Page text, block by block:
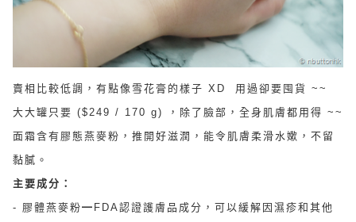
賣相比較低調，有點像雪花膏的樣子 XD 用過卻要囤貨 ~~
大大罐只要 ($249 / 170 g) ，除了臉部，全身肌膚都用得 ~~
面霜含有膠態燕麥粉，推開好滋潤，能令肌膚柔滑水嫰，不留
黏膩。
主要成分：
- 膠體燕麥粉━FDA認證護膚品成分，可以緩解因濕疹和其他